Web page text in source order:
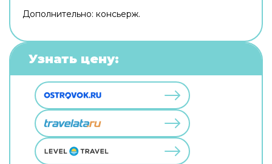
Дополнительно: консьерж.
Узнать цену: